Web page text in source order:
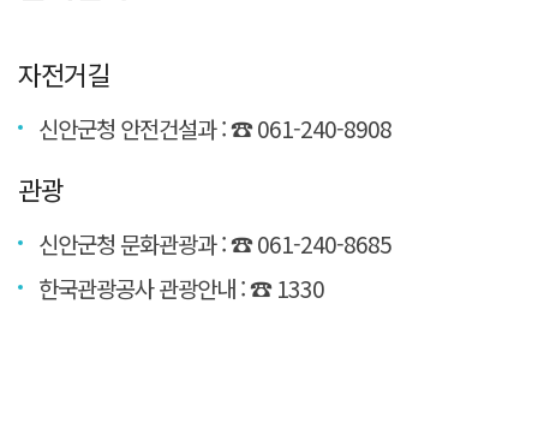
자전거길
신안군청 안전건설과 : ☎ 061-240-8908
관광
신안군청 문화관광과 : ☎ 061-240-8685
한국관광공사 관광안내 : ☎ 1330